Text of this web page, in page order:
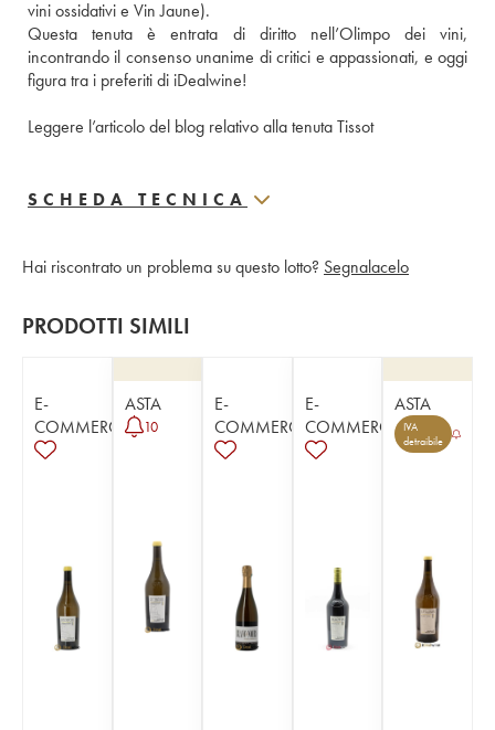
vini ossidativi e Vin Jaune).
Questa tenuta è entrata di diritto nell’Olimpo dei vini,
incontrando il consenso unanime di critici e appassionati, e oggi
figura tra i preferiti di iDealwine!
Leggere l’articolo del blog relativo alla tenuta Tissot
SCHEDA TECNICA
Hai riscontrato un problema su questo lotto? Segnalacelo
PRODOTTI SIMILI
E-
COMMERCE
ASTA
10
E-
COMMERCE
E-
COMMERCE
ASTA
IVA
detraibile